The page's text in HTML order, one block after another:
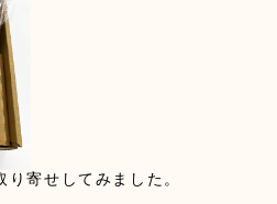
寄せしてみました。